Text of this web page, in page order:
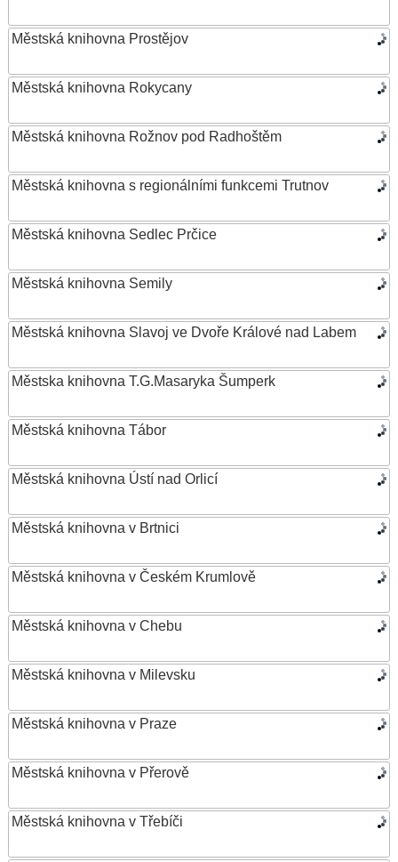
Městská knihovna Prostějov
Městská knihovna Rokycany
Městská knihovna Rožnov pod Radhoštěm
Městská knihovna s regionálními funkcemi Trutnov
Městská knihovna Sedlec Prčice
Městská knihovna Semily
Městská knihovna Slavoj ve Dvoře Králové nad Labem
Městska knihovna T.G.Masaryka Šumperk
Městská knihovna Tábor
Městská knihovna Ústí nad Orlicí
Městská knihovna v Brtnici
Městská knihovna v Českém Krumlově
Městská knihovna v Chebu
Městská knihovna v Milevsku
Městská knihovna v Praze
Městská knihovna v Přerově
Městská knihovna v Třebíči